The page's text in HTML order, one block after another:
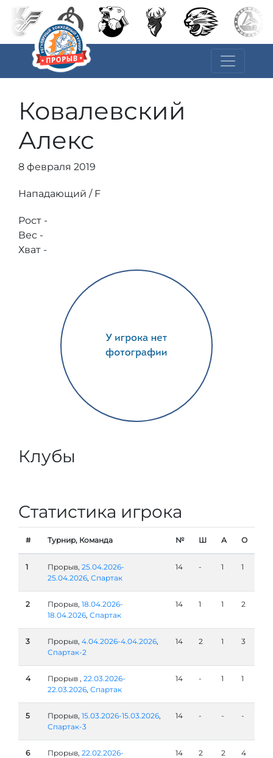
Ковалевский
Алекс
8 февраля 2019
Нападающий / F
Рост -
Вес -
Хват -
Клубы
Статистика игрока
# Турнир, Команда № Ш А О
1 Прорыв, 25.04.2026-
25.04.2026, Спартак
14 - 1 1
2 Прорыв, 18.04.2026-
18.04.2026, Спартак
14 1 1 2
3 Прорыв, 4.04.2026-4.04.2026,
Спартак-2
14 2 1 3
4 Прорыв , 22.03.2026-
22.03.2026, Спартак
14 - 1 1
5 Прорыв, 15.03.2026-15.03.2026,
Спартак-3
14 - - -
6 Прорыв, 22.02.2026-
14 2 2 4